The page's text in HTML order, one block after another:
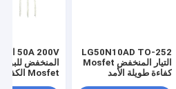
LG50N10AD TO-252
التيار المنخفض Mosfet
كفاءة طويلة الأمد
المنخفض
Mosfet الكفاءة العالية